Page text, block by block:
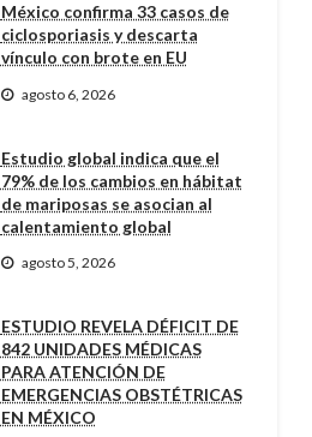
México confirma 33 casos de
ciclosporiasis y descarta
vínculo con brote en EU
agosto 6, 2026
Estudio global indica que el
79% de los cambios en hábitat
de mariposas se asocian al
calentamiento global
agosto 5, 2026
ESTUDIO REVELA DÉFICIT DE
842 UNIDADES MÉDICAS
PARA ATENCIÓN DE
EMERGENCIAS OBSTÉTRICAS
EN MÉXICO